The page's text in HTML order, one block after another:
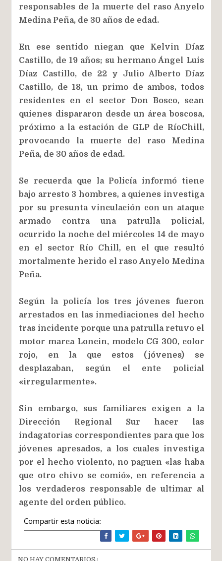
responsables de la muerte del raso Anyelo
Medina Peña, de 30 años de edad.
En ese sentido niegan que Kelvin Díaz
Castillo, de 19 años; su hermano Ángel Luis
Díaz Castillo, de 22 y Julio Alberto Díaz
Castillo, de 18, un primo de ambos, todos
residentes en el sector Don Bosco, sean
quienes dispararon desde un área boscosa,
próximo a la estación de GLP de RíoChill,
provocando la muerte del raso Medina
Peña, de 30 años de edad.
Se recuerda que la Policía informó tiene
bajo arresto 3 hombres, a quienes investiga
por su presunta vinculación con un ataque
armado contra una patrulla policial,
ocurrido la noche del miércoles 14 de mayo
en el sector Río Chill, en el que resultó
mortalmente herido el raso Anyelo Medina
Peña.
Según la policía los tres jóvenes fueron
arrestados en las inmediaciones del hecho
tras incidente porque una patrulla retuvo el
motor marca Loncin, modelo CG 300, color
rojo, en la que estos (jóvenes) se
desplazaban, según el ente policial
«irregularmente».
Sin embargo, sus familiares exigen a la
Dirección Regional Sur hacer las
indagatorias correspondientes para que los
jóvenes apresados, a los cuales investiga
por el hecho violento, no paguen «las haba
que otro chivo se comió», en referencia a
los verdaderos responsable de ultimar al
agente del orden público.
Compartir esta noticia:
NO HAY COMENTARIOS.: